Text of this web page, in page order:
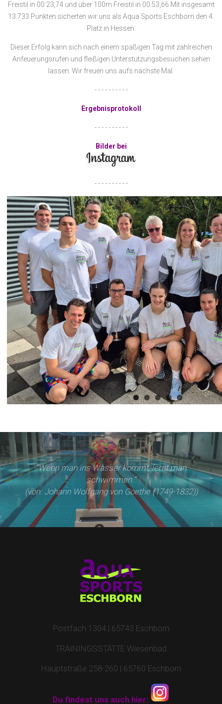
Freistil in 00:23,74 und über 100m Freistil in 00:53,66 Mit insgesamt
13.733 Punkten sicherten wir uns als Aqua Sports Eschborn den 4.
Platz in Hessen.
Dieser Erfolg kann sich nach einem spaßigen Tag mit zahlreichen
Anfeuerungsrufen und fleißigen Unterstützungsbesuchen sehen
lassen. Wir freuen uns aufs nächste Mal.
- - - - - - - - - -
Ergebnisprotokoll
- - - - - - - - - -
Bilder bei
- - - - - - - - - -
“Wenn man ins Wasser kommt, lernt man
schwimmen.”
(von: Johann Wolfgang von Goethe (1749-1832))
Postfach 1304 | 65743 Eschborn
TRAININGSSTÄTTE Wiesenbad
Hauptstraße 258-260 | 65760 Eschborn
Du findest uns auch hier: